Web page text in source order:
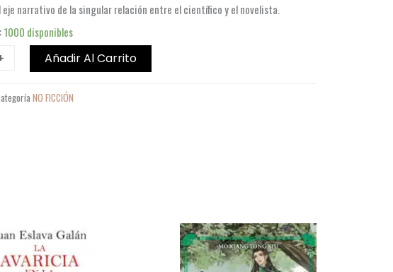
eje narrativo de la singular relación entre el científico y el novelista.
1000 disponibles
Añadir Al Carrito
NO FICCIÓN